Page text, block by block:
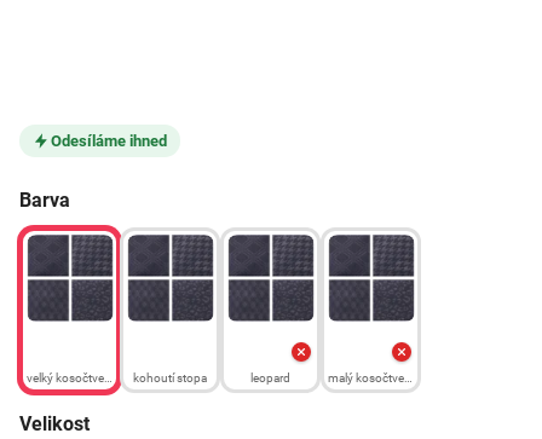
Odesíláme ihned
Barva
velký kosočtverec kohoutí stopa leopard malý kosočtverec
Velikost